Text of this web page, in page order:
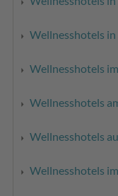
Wellnesshotels
Wellnesshotels
Wellnesshotels
Wellnesshotels
Wellnesshotels